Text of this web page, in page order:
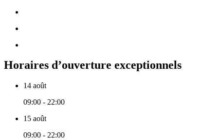
Horaires d’ouverture exceptionnels
14 août
09:00 - 22:00
15 août
09:00 - 22:00